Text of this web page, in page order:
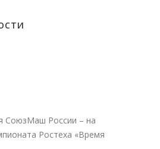
СоюзМаш России – на
Ростеха «Время